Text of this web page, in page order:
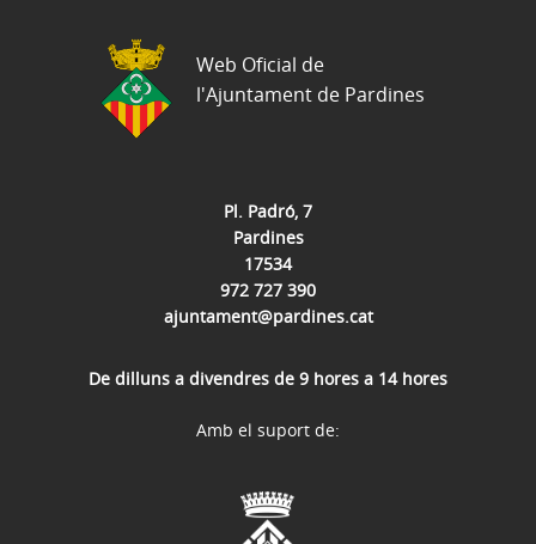
Pl. Padró, 7
Pardines
17534
972 727 390
ajuntament@pardines.cat
De dilluns a divendres de 9 hores a 14 hores
Web Oficial de
l'Ajuntament de Pardines
Amb el suport de: